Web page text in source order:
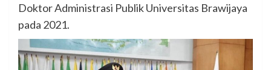
Doktor Administrasi Publik Universitas Brawijaya
pada 2021.